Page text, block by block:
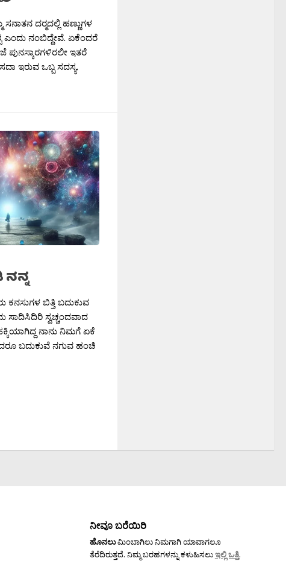
ದರ‍್ಮದಲ್ಲಿ ಹಣ್ಣುಗಳ
ಎಂದು ನಂಬಿದ್ದೇವೆ. ಏಕೆಂದರೆ
ಪುನಸ್ಕಾರಗಳಿರಲೀ ಇತರೆ
ಇರುವ ಒಬ್ಬ ಸದಸ್ಯ.
ಕನಸುಗಳ ಬಿತ್ತಿ ಬದುಕುವ
ಸಾದಿಸಿದಿರಿ ಸ್ವಚ್ಚಂದವಾದ
ನಾನು ನಿಮಗೆ ಏಕೆ
ಬದುಕುವೆ ನಗುವ ಹಂಚಿ
ನೀವೂ ಬರೆಯಿರಿ
ಹೊನಲುಮಿಂಬಾಗಿಲು ನಿಮಗಾಗಿ ಯಾವಾಗಲೂ
ತೆರೆದಿರುತ್ತದೆ. ನಿಮ್ಮ ಬರಹಗಳನ್ನು ಕಳುಹಿಸಲುಇಲ್ಲಿ ಒತ್ತಿ.